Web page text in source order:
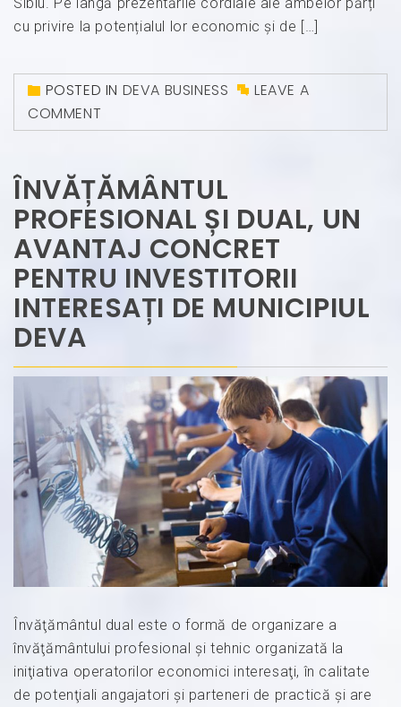
cu privire la potențialul lor economic și de […]
POSTED IN DEVA BUSINESS
LEAVE A
COMMENT
ÎNVĂȚĂMÂNTUL
PROFESIONAL ȘI DUAL, UN
AVANTAJ CONCRET
PENTRU INVESTITORII
INTERESAȚI DE MUNICIPIUL
DEVA
Învăţământul dual este o formă de organizare a
învăţământului profesional şi tehnic organizată la
iniţiativa operatorilor economici interesaţi, în calitate
de potenţiali angajatori şi parteneri de practică și are